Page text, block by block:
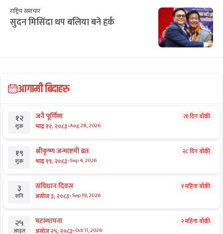
राष्ट्रिय समाचार
सुदन मिसिंदा थप बलिया बने हर्क
आगामी बिदाहरु
१२
शुक्र
जनै पूर्णिमा
भाद्र १२, २०८३-Aug 28, 2026
२१ दिन बाँकी
१९
शुक्र
श्रीकृष्ण जन्माष्टमी व्रत
भाद्र १९, २०८३-Sep 4, 2026
२८ दिन बाँकी
३
शनि
संविधान दिवस
असोज ३, २०८३-Sep 19, 2026
१ महिना बाँकी
२५
आइत
घटस्थापना
असोज २५, २०८३-Oct 11, 2026
२ महिना बाँकी